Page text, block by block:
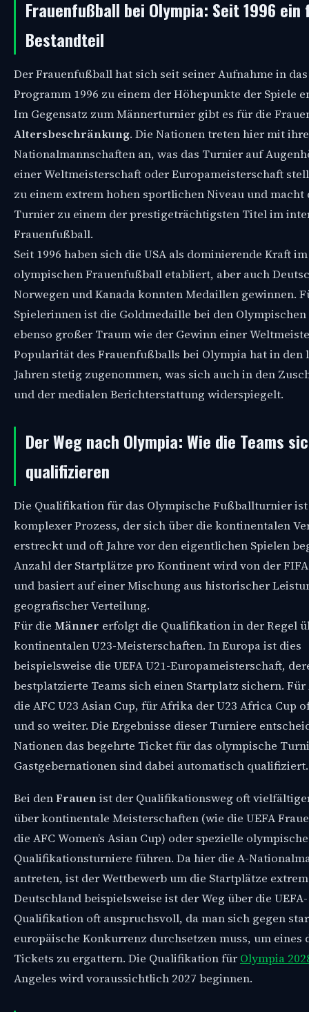
Frauenfußball bei Olympia: Seit 1996
Bestandteil
Der Frauenfußball hat sich seit seiner Aufnahme in
Programm 1996 zu einem der Höhepunkte der Spiele
Im Gegensatz zum Männerturnier gibt es für die
Altersbeschränkung. Die Nationen treten hier mit
Nationalmannschaften an, was das Turnier auf
einer Weltmeisterschaft oder Europameisterschaft
zu einem extrem hohen sportlichen Niveau und macht
Turnier zu einem der prestigeträchtigsten Titel im
Frauenfußball.
Seit 1996 haben sich die USA als dominierende Kraft im
olympischen Frauenfußball etabliert, aber auch
Norwegen und Kanada konnten Medaillen gewinnen.
Spielerinnen ist die Goldmedaille bei den Olympischen
ebenso großer Traum wie der Gewinn einer
Popularität des Frauenfußballs bei Olympia hat in den
Jahren stetig zugenommen, was sich auch in den
und der medialen Berichterstattung widerspiegelt.
Der Weg nach Olympia: Wie die Teams
qualifizieren
Die Qualifikation für das Olympische Fußballturnier
komplexer Prozess, der sich über die kontinentalen
erstreckt und oft Jahre vor den eigentlichen Spielen
Anzahl der Startplätze pro Kontinent wird von der
und basiert auf einer Mischung aus historischer
geografischer Verteilung.
Für die Männer erfolgt die Qualifikation in der Regel
kontinentalen U23-Meisterschaften. In Europa ist dies
beispielsweise die UEFA U21-Europameisterschaft,
bestplatzierte Teams sich einen Startplatz sichern. Für
die AFC U23 Asian Cup, für Afrika der U23 Africa Cup
und so weiter. Die Ergebnisse dieser Turniere
Nationen das begehrte Ticket für das olympische
Gastgebernationen sind dabei automatisch qualifiziert.
Bei denFrauenist der Qualifikationsweg oft
über kontinentale Meisterschaften (wie die UEFA
die AFC Women’s Asian Cup) oder spezielle olympische
Qualifikationsturniere führen. Da hier die A-
antreten, ist der Wettbewerb um die Startplätze
Deutschland beispielsweise ist der Weg über die UEFA-
Qualifikation oft anspruchsvoll, da man sich gegen
europäische Konkurrenz durchsetzen muss, um eines
Tickets zu ergattern. Die Qualifikation für Olympia
Angeles wird voraussichtlich 2027 beginnen.